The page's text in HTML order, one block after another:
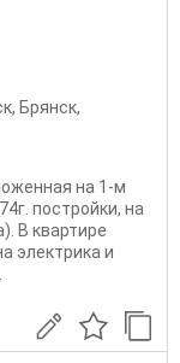
, Брянск,
на 1-м
постройки, на
В квартире
электрика и